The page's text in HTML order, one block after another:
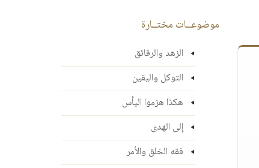
موضوعــات مختــارة
الزهد والرقائق
التوكل واليقين
هكذا هزموا اليأس
إلى الهدى
فقه الخلق والأمر